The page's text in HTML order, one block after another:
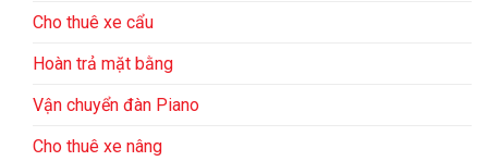
Cho thuê xe cẩu
Hoàn trả mặt bằng
Vận chuyển đàn Piano
Cho thuê xe nâng